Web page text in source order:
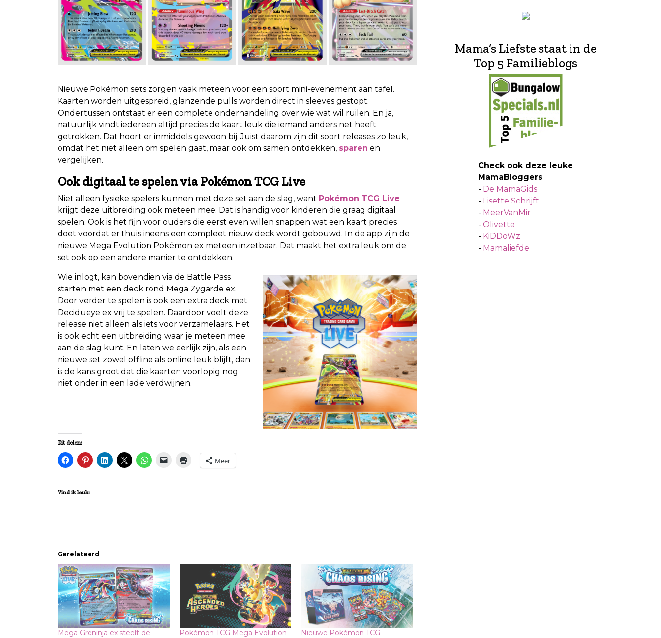
Nieuwe Pokémon sets zorgen vaak meteen voor een soort mini-evenement aan tafel.
Kaarten worden uitgespreid, glanzende pulls worden direct in sleeves gestopt.
Ondertussen ontstaat er een complete onderhandeling over wie wat wil ruilen. En ja,
natuurlijk vindt iedereen altijd precies de kaart leuk die iemand anders net heeft
getrokken. Dat hoort er inmiddels gewoon bij. Juist daarom zijn dit soort releases zo leuk,
omdat het niet alleen om spelen gaat, maar ook om samen ontdekken, sparen en
vergelijken.
Ook digitaal te spelen via Pokémon TCG Live
Niet alleen fysieke spelers kunnen met deze set aan de slag, want Pokémon TCG Live
krijgt deze uitbreiding ook meteen mee. Dat is handig voor kinderen die graag digitaal
spelen. Ook is het fijn voor ouders die eerst even willen snappen wat een kaart precies
doet voordat er thuis ineens een compleet nieuw deck wordt gebouwd. In de app zijn de
nieuwe Mega Evolution Pokémon ex meteen inzetbaar. Dat maakt het extra leuk om de
set ook op een andere manier te ontdekken.
Wie inlogt, kan bovendien via de Battle Pass
starten met een deck rond Mega Zygarde ex.
Door verder te spelen is ook een extra deck met
Decidueye ex vrij te spelen. Daardoor voelt deze
release niet alleen als iets voor verzamelaars. Het
is ook echt een uitbreiding waar je meteen mee
aan de slag kunt. En laten we eerlijk zijn, als een
nieuwe set zowel offline als online leuk blijft, dan
is de kans groot dat die kaarten voorlopig nog
niet onder in een lade verdwijnen.
Dit delen:
Meer
Vind ik leuk:
Gerelateerd
Mega Greninja ex steelt de
Pokémon TCG Mega Evolution
Nieuwe Pokémon TCG
Mama’s Liefste staat in de
Top 5 Familieblogs
Check ook deze leuke
MamaBloggers
- De MamaGids
- Lisette Schrijft
- MeerVanMir
- Olivette
- KiDDoWz
- Mamaliefde